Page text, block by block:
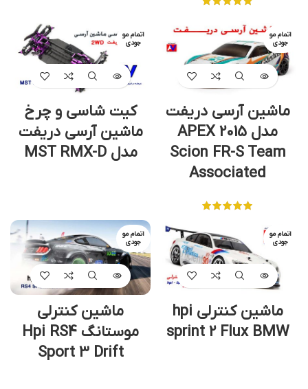
اتمام مو
جودی
ماشین آرسی دریفت
مدل APEX 2015
Scion FR-S Team
Associated
اتمام مو
جودی
کیت شاسی و چرخ
ماشین آرسی دریفت
مدل MST RMX-D
اتمام مو
جودی
ماشین کنترلی hpi
sprint 2 Flux BMW
اتمام مو
جودی
ماشین کنترلی
موستانگ Hpi RS4
Sport 3 Drift